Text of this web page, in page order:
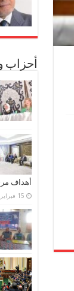
أحزاب
أهداف
15 فبراير، 2024